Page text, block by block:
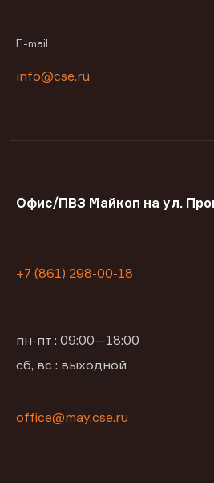
E-mail
info@cse.ru
Офис/ПВЗ Майкоп на ул.
+7 (861) 298-00-18
пн-пт : 09:00—18:00
сб, вс : выходной
office@may.cse.ru